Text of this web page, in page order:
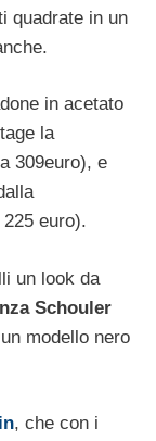
quadrate in un
in acetato
la
309euro), e
euro).
un look da
Schouler
modello nero
, che con i